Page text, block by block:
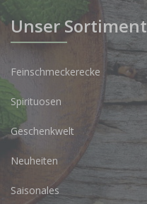
Unser Sortiment
Feinschmeckerecke
Spirituosen
Geschenkwelt
Neuheiten
Saisonales